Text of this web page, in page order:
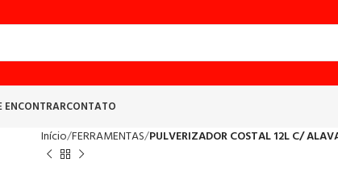
ENCONTRARCONTATO
Início FERRAMENTAS PULVERIZADOR COSTAL 12L C/